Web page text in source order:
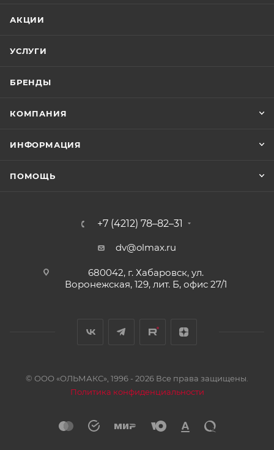
АКЦИИ
УСЛУГИ
БРЕНДЫ
КОМПАНИЯ
ИНФОРМАЦИЯ
ПОМОЩЬ
+7 (4212) 78–82–31
dv@olmax.ru
680042, г. Хабаровск, ул.
Воронежская, 129, лит. Б, офис 27/1
© ООО «ОЛЬМАКС», 1996 - 2026 Все права защищены.
Политика конфиденциальности